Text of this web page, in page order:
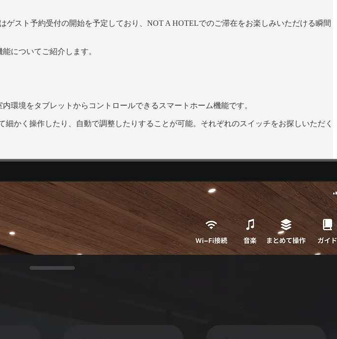
スト予約受付の開始を予定しており、NOT A HOTELでのご滞在をお楽しみいただける瞬間
についてご紹介します。
環境をタブレットからコントロールできるスマートホーム機能です。
かく操作したり、自動で調整したりすることが可能。それぞれのスイッチをお探しいただく